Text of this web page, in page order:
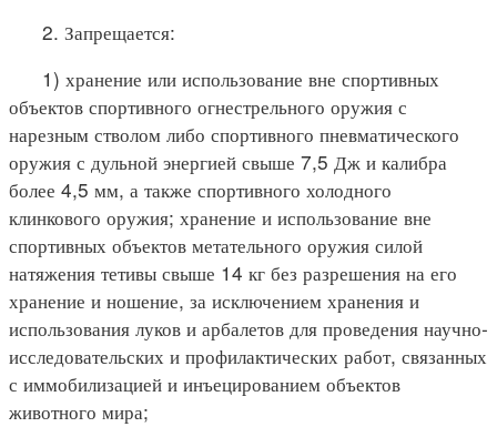
2. Запрещается:
1) хранение или использование вне спортивных
объектов спортивного огнестрельного оружия с
нарезным стволом либо спортивного пневматического
оружия с дульной энергией свыше 7,5 Дж и калибра
более 4,5 мм, а также спортивного холодного
клинкового оружия; хранение и использование вне
спортивных объектов метательного оружия силой
натяжения тетивы свыше 14 кг без разрешения на его
хранение и ношение, за исключением хранения и
использования луков и арбалетов для проведения научно-
исследовательских и профилактических работ, связанных
с иммобилизацией и инъецированием объектов
животного мира;